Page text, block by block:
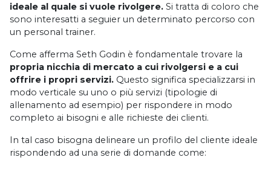
ideale al quale si vuole rivolgere. Si tratta di coloro che
sono interesatti a seguier un determinato percorso con
un personal trainer.
Come afferma Seth Godin è fondamentale trovare la
propria nicchia di mercato a cui rivolgersi e a cui
offrire i propri servizi. Questo significa specializzarsi in
modo verticale su uno o più servizi (tipologie di
allenamento ad esempio) per rispondere in modo
completo ai bisogni e alle richieste dei clienti.
In tal caso bisogna delineare un profilo del cliente ideale
rispondendo ad una serie di domande come: